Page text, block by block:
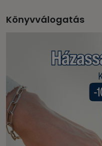
Könyvválogatás